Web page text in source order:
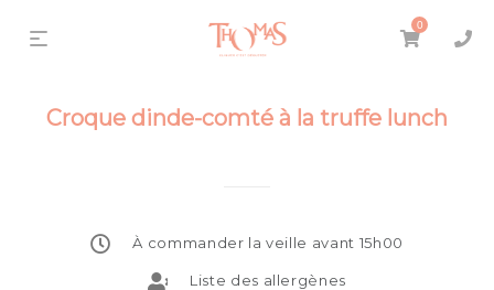
0
Croque dinde-comté à la truffe lunch
À commander la veille avant 15h00
Liste des allergènes